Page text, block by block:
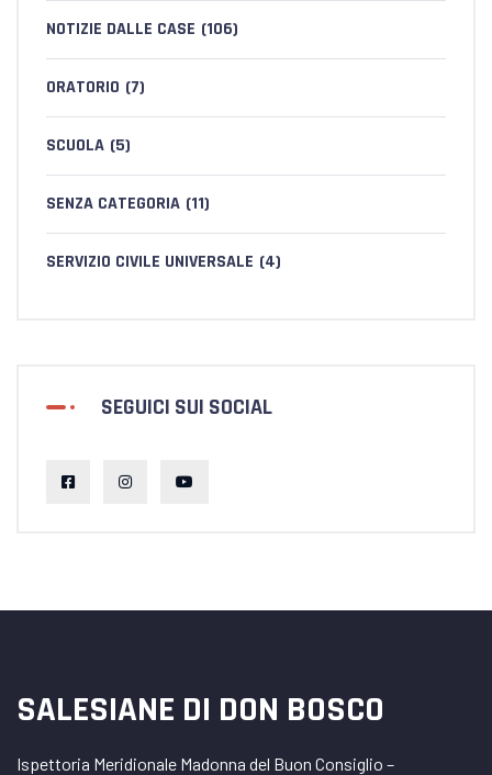
NOTIZIE DALLE CASE (106)
ORATORIO (7)
SCUOLA (5)
SENZA CATEGORIA (11)
SERVIZIO CIVILE UNIVERSALE (4)
SEGUICI SUI SOCIAL
SALESIANE DI DON BOSCO
Ispettoria Meridionale Madonna del Buon Consiglio –